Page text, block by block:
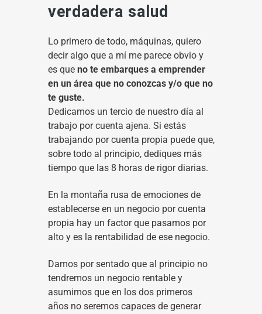
verdadera salud
Lo primero de todo, máquinas, quiero
decir algo que a mí me parece obvio y
es que no te embarques a emprender
en un área que no conozcas y/o que no
te guste.
Dedicamos un tercio de nuestro día al
trabajo por cuenta ajena. Si estás
trabajando por cuenta propia puede que,
sobre todo al principio, dediques más
tiempo que las 8 horas de rigor diarias.
En la montaña rusa de emociones de
establecerse en un negocio por cuenta
propia hay un factor que pasamos por
alto y es la rentabilidad de ese negocio.
Damos por sentado que al principio no
tendremos un negocio rentable y
asumimos que en los dos primeros
años no seremos capaces de generar